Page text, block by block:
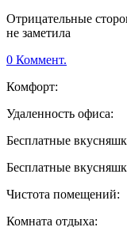
Отрицательные
не заметила
0 Коммент.
Комфорт:
Удаленность офиса:
Бесплатные
Бесплатные
Чистота помещений:
Комната отдыха: